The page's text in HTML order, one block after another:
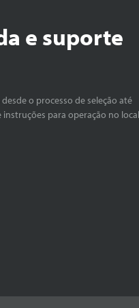
e suporte
o processo de seleção até
para operação no local